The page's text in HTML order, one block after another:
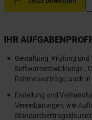
IHR
Gestaltung, Prüfung und
Softwareentwicklungs-,
Rahmenverträge, auch
Erstellung und
Vereinbarungen, wie